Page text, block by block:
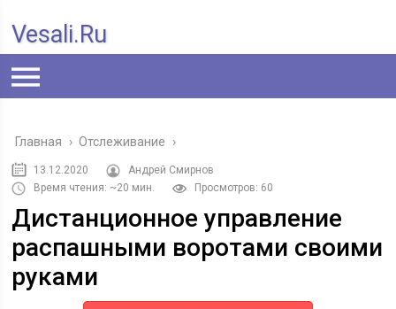
Vesali.ru
Главная › Отслеживание ›
13.12.2020
Андрей Смирнов
Время чтения: ~20 мин.
Просмотров: 60
Дистанционное управление
распашными воротами своими
руками